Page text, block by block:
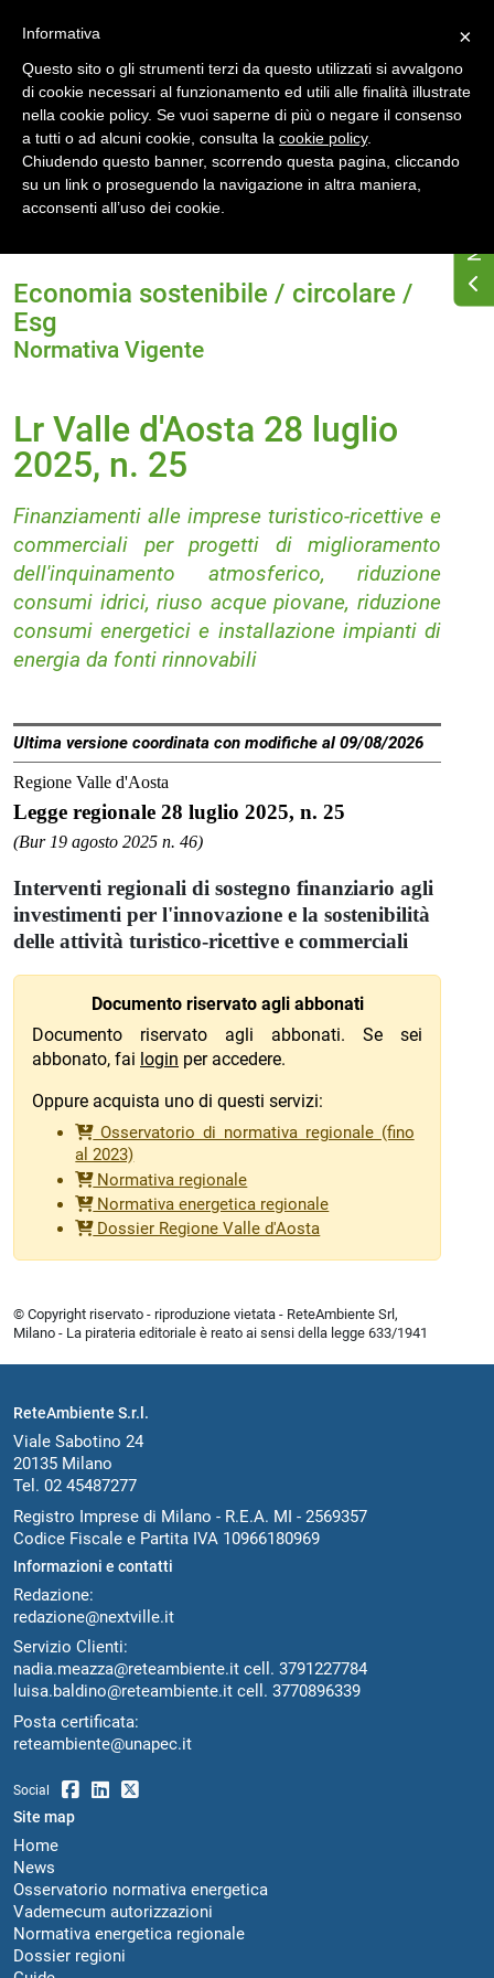
Home
Normativa energetica regionale
Valle d'Aosta
Normativa Vigente
Economia sostenibile / circolare /
Esg
Normativa Vigente
Lr Valle d'Aosta 28 luglio
2025, n. 25
Finanziamenti alle imprese turistico-ricettive e
commerciali per progetti di miglioramento
dell'inquinamento atmosferico, riduzione
consumi idrici, riuso acque piovane, riduzione
consumi energetici e installazione impianti di
energia da fonti rinnovabili
Ultima versione coordinata con modifiche al 09/08/2026
Regione Valle d'Aosta
Legge regionale 28 luglio 2025, n. 25
(Bur 19 agosto 2025 n. 46)
Interventi regionali di sostegno finanziario agli
investimenti per l'innovazione e la sostenibilità
delle attività turistico-ricettive e commerciali
Documento riservato agli abbonati
Documento riservato agli abbonati. Se sei
abbonato, fai login per accedere.
Oppure acquista uno di questi servizi:
Osservatorio di normativa regionale (fino
al 2023)
Normativa regionale
Normativa energetica regionale
Dossier Regione Valle d'Aosta
© Copyright riservato - riproduzione vietata - ReteAmbiente Srl,
Milano - La pirateria editoriale è reato ai sensi della legge 633/1941
ReteAmbiente S.r.l.
Viale Sabotino 24
20135 Milano
Tel. 02 45487277
Registro Imprese di Milano - R.E.A. MI - 2569357
Codice Fiscale e Partita IVA 10966180969
Informazioni e contatti
Redazione:
redazione@nextville.it
Servizio Clienti:
nadia.meazza@reteambiente.it cell. 3791227784
luisa.baldino@reteambiente.it cell. 3770896339
Posta certificata:
reteambiente@unapec.it
Social
Site map
Home
News
Osservatorio normativa energetica
Vademecum autorizzazioni
Normativa energetica regionale
Dossier regioni
×
Informativa
Questo sito o gli strumenti terzi da questo utilizzati si avvalgono
di cookie necessari al funzionamento ed utili alle finalità illustrate
nella cookie policy. Se vuoi saperne di più o negare il consenso
a tutti o ad alcuni cookie, consulta la cookie policy.
Chiudendo questo banner, scorrendo questa pagina, cliccando
su un link o proseguendo la navigazione in altra maniera,
acconsenti all’uso dei cookie.